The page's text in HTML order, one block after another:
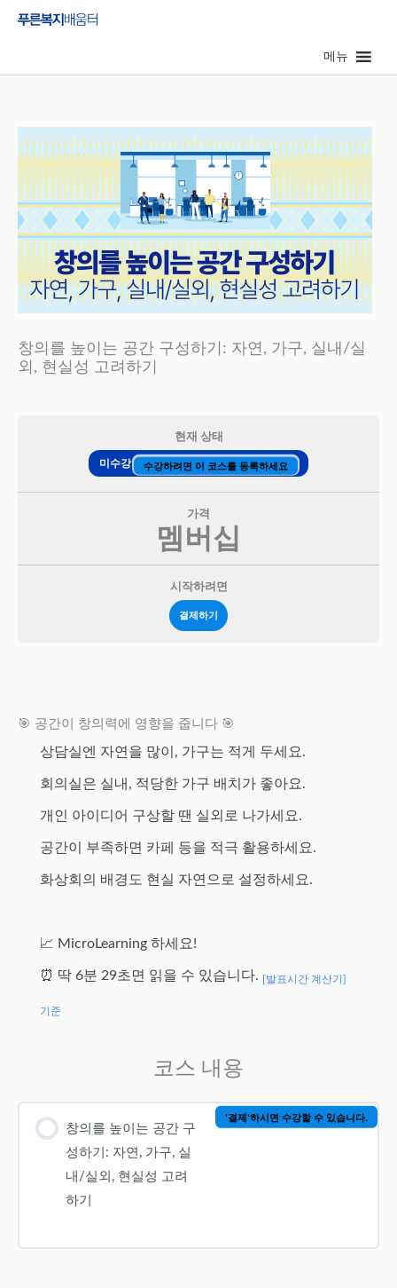
메뉴
창의를 높이는 공간 구성하기: 자연, 가구, 실내/실
외, 현실성 고려하기
현재 상태
미수강 수강하려면 이 코스를 등록하세요
가격
멤버십
시작하려면
결제하기
🎯 공간이 창의력에 영향을 줍니다 🎯
상담실엔 자연을 많이, 가구는 적게 두세요.
회의실은 실내, 적당한 가구 배치가 좋아요.
개인 아이디어 구상할 땐 실외로 나가세요.
공간이 부족하면 카페 등을 적극 활용하세요.
화상회의 배경도 현실 자연으로 설정하세요.
📈 MicroLearning 하세요!
⏰ 딱 6분 29초면 읽을 수 있습니다. [발표시간 계산기]
기준
코스 내용
창의를 높이는 공간 구
성하기: 자연, 가구, 실
내/실외, 현실성 고려
하기
'결제'하시면 수강할 수 있습니다.